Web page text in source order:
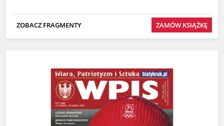
ZOBACZ FRAGMENTY ZAMÓW KSIĄŻKĘ